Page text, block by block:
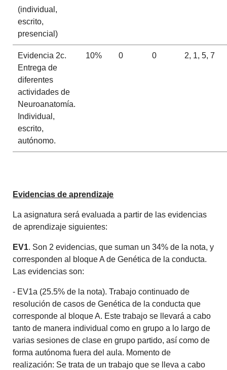
(individual,
escrito,
presencial)
Evidencia 2c.
Entrega de
diferentes
actividades de
Neuroanatomía.
Individual,
escrito,
autónomo.
10% 0 0 2, 1, 5, 7
Evidencias de aprendizaje
La asignatura será evaluada a partir de las evidencias
de aprendizaje siguientes:
EV1. Son 2 evidencias, que suman un 34% de la nota, y
corresponden al bloque A de Genética de la conducta.
Las evidencias son:
- EV1a (25.5% de la nota). Trabajo continuado de
resolución de casos de Genética de la conducta que
corresponde al bloque A. Este trabajo se llevará a cabo
tanto de manera individual como en grupo a lo largo de
varias sesiones de clase en grupo partido, así como de
forma autónoma fuera del aula. Momento de
realización: Se trata de un trabajo que se lleva a cabo